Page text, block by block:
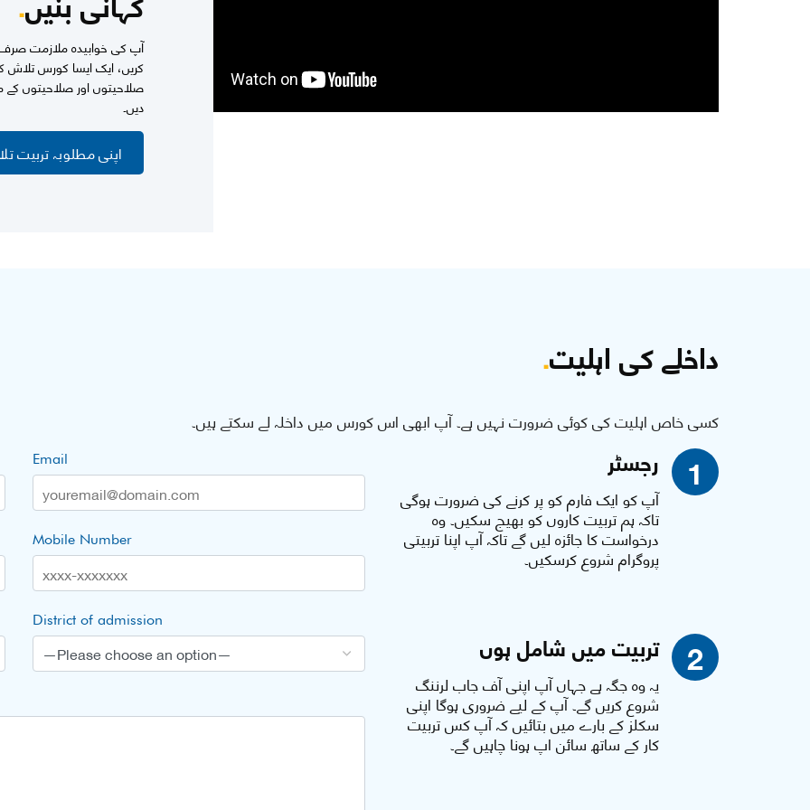
آپ کی خوابیدہ ملازمت صرف
کریں، ایک ایسا کورس
صلاحیتوں اور صلاحیتوں کے
دیں۔
اپنی مطلوبہ تربیت
داخلے کی اہلیت.
کسی خاص اہلیت کی کوئی ضرورت نہیں ہے۔ آپ ابھی اس کورس میں داخلہ لے سکتے ہیں۔
1 رجسٹر
آپ کو ایک فارم کو پر کرنے کی ضرورت ہوگی
تاکہ ہم تربیت کاروں کو بھیج سکیں۔ وہ
درخواست کا جائزہ لیں گے تاکہ آپ اپنا تربیتی
پروگرام شروع کرسکیں۔
2 تربیت میں شامل ہوں
یہ وہ جگہ ہے جہاں آپ اپنی آف جاب لرننگ
شروع کریں گے۔ آپ کے لیے ضروری ہوگا اپنی
سکلز کے بارے میں بتائیں کہ آپ کس تربیت
کار کے ساتھ سائن اپ ہونا چاہیں گے۔
Email
Mobile Number
District of admission